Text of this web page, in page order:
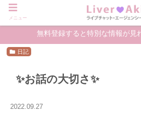
無料登録すると特別な情報が見
日記
✨お話の大切さ✨
2022.09.27
メニュー